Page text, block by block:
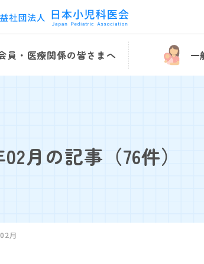
員・医療関係の皆さまへ 一
02月の記事 （76件）
月